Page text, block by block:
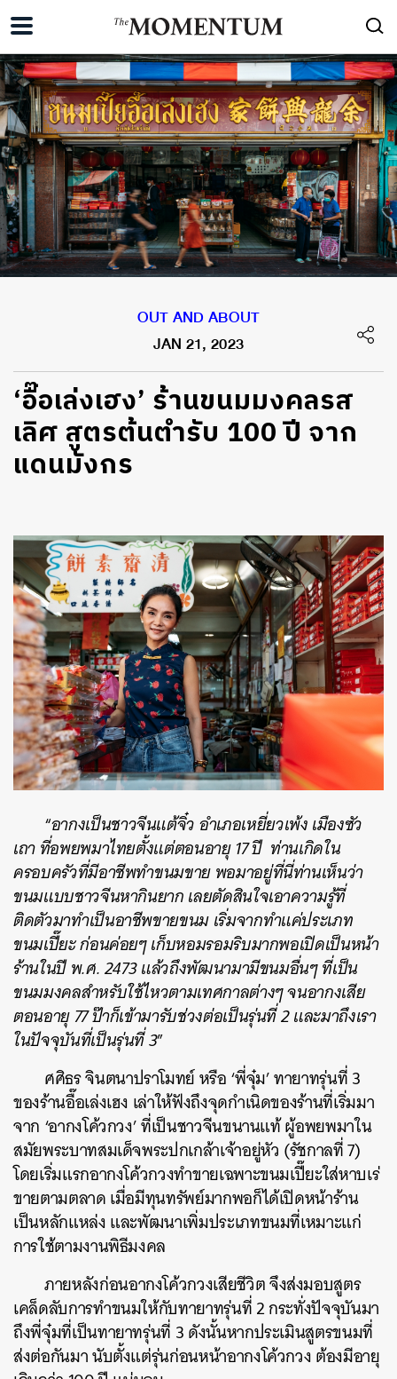
OUT AND ABOUT
JAN 21, 2023
‘อื๊อเล่งเฮง’ ร้านขนมมงคลรส
เลิศ สูตรต้นตำรับ 100 ปี จาก
แดนมังกร
“อากงเป็นชาวจีนแต้จิ๋ว อำเภอเหยี่ยวเพ้ง เมืองซัว
เถา ที่อพยพมาไทยตั้งแต่ตอนอายุ 17 ปี ท่านเกิดใน
ครอบครัวที่มีอาชีพทำขนมขาย พอมาอยู่ที่นี่ท่านเห็นว่า
ขนมแบบชาวจีนหากินยาก เลยตัดสินใจเอาความรู้ที่
ติดตัวมาทำเป็นอาชีพขายขนม เริ่มจากทำแค่ประเภท
ขนมเปี๊ยะ ก่อนค่อยๆ เก็บหอมรอมริบมากพอเปิดเป็นหน้า
ร้านในปี พ.ศ. 2473 แล้วถึงพัฒนามามีขนมอื่นๆ ที่เป็น
ขนมมงคลสำหรับใช้ไหวตามเทศกาลต่างๆ จนอากงเสีย
ตอนอายุ 77 ป๊าก็เข้ามารับช่วงต่อเป็นรุ่นที่ 2 และมาถึงเรา
ในปัจจุบันที่เป็นรุ่นที่ 3”
ศศิธร จินตนาปราโมทย์ หรือ ‘พี่จุ๋ม’ ทายาทรุ่นที่ 3
ของร้านอื๊อเล่งเฮง เล่าให้ฟังถึงจุดกำเนิดของร้านที่เริ่มมา
จาก ‘อากงโค้วกวง’ ที่เป็นชาวจีนขนานแท้ ผู้อพยพมาใน
สมัยพระบาทสมเด็จพระปกเกล้าเจ้าอยู่หัว (รัชกาลที่ 7)
โดยเริ่มแรกอากงโค้วกวงทำขายเฉพาะขนมเปี๊ยะใส่หาบเร่
ขายตามตลาด เมื่อมีทุนทรัพย์มากพอก็ได้เปิดหน้าร้าน
เป็นหลักแหล่ง และพัฒนาเพิ่มประเภทขนมที่เหมาะแก่
การใช้ตามงานพิธีมงคล
ภายหลังก่อนอากงโค้วกวงเสียชีวิต จึงส่งมอบสูตร
เคล็ดลับการทำขนมให้กับทายาทรุ่นที่ 2 กระทั่งปัจจุบันมา
ถึงพี่จุ๋มที่เป็นทายาทรุ่นที่ 3 ดังนั้นหากประเมินสูตรขนมที่
ส่งต่อกันมา นับตั้งแต่รุ่นก่อนหน้าอากงโค้วกวง ต้องมีอายุ